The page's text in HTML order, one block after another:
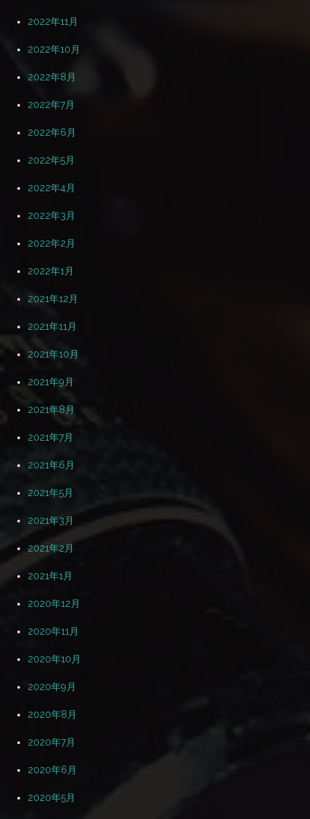
2022年11月
2022年10月
2022年8月
2022年7月
2022年6月
2022年5月
2022年4月
2022年3月
2022年2月
2022年1月
2021年12月
2021年11月
2021年10月
2021年9月
2021年8月
2021年7月
2021年6月
2021年5月
2021年3月
2021年2月
2021年1月
2020年12月
2020年11月
2020年10月
2020年9月
2020年8月
2020年7月
2020年6月
2020年5月